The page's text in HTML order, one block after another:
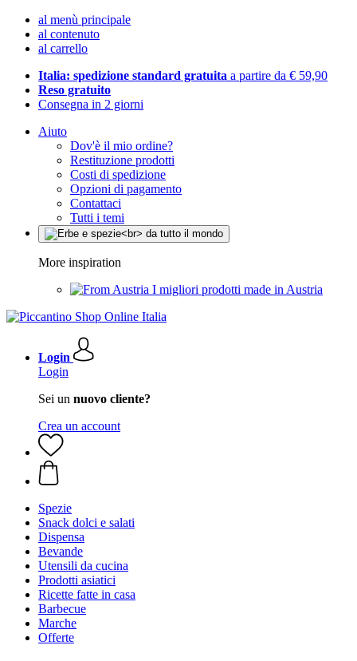
al menù principale
al contenuto
al carrello
Italia: spedizione standard gratuita a partire da € 59,90
Reso gratuito
Consegna in 2 giorni
Aiuto
Dov'è il mio ordine?
Restituzione prodotti
Costi di spedizione
Opzioni di pagamento
Contattaci
Tutti i temi
More inspiration
I migliori prodotti made in Austria
Login
Login
Sei un nuovo cliente?
Crea un account
Spezie
Snack dolci e salati
Dispensa
Bevande
Utensili da cucina
Prodotti asiatici
Ricette fatte in casa
Barbecue
Marche
Offerte